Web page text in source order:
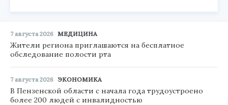
7 августа 2026 МЕДИЦИНА
Жители региона приглашаются на бесплатное
обследование полости рта
7 августа 2026 ЭКОНОМИКА
В Пензенской области с начала года трудоустроено
более 200 людей с инвалидностью